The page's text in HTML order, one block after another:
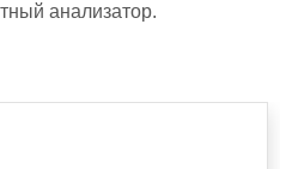
анализатор.